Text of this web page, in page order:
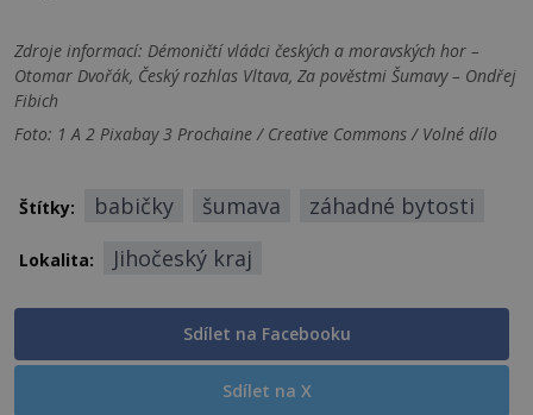
Zdroje informací: Démoničtí vládci českých a moravských hor –
Otomar Dvořák, Český rozhlas Vltava, Za pověstmi Šumavy – Ondřej
Fibich
Foto: 1 A 2 Pixabay 3 Prochaine / Creative Commons / Volné dílo
Štítky: babičky šumava záhadné bytosti
Lokalita: Jihočeský kraj
Sdílet na Facebooku
Sdílet na X